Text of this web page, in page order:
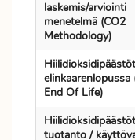
laskemis/arviointi
menetelmä (CO2
Methodology)
Hiilidioksidipäästöt
elinkaarenlopussa
End Of Life)
tuotanto /